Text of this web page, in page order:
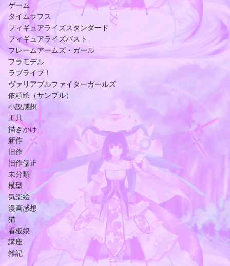
ゲーム
タイムラプス
フィギュアライズスタンダード
フィギュアライズバスト
フレームアームズ・ガール
プラモデル
ラブライブ！
ヴァリアブルファイターガールズ
依頼絵（サンプル）
小説感想
工具
描きかけ
新作
旧作
旧作修正
未分類
模型
気楽絵
漫画感想
猫
看板娘
講座
雑記